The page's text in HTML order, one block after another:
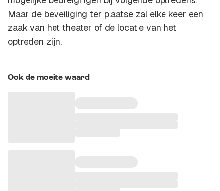
Maar de beveiliging ter plaatse zal elke keer een
zaak van het theater of de locatie van het
optreden zijn.
Ook de moeite waard